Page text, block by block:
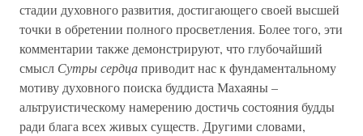
стадии духовного развития, достигающего своей высшей
точки в обретении полного просветления. Более того, эти
комментарии также демонстрируют, что глубочайший
смысл Сутры сердцаприводит нас к фундаментальному
мотиву духовного поиска буддиста Махаяны –
альтруистическому намерению достичь состояния будды
ради блага всех живых существ. Другими словами,